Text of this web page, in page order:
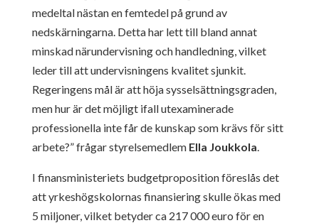
medeltal nästan en femtedel på grund av
nedskärningarna. Detta har lett till bland annat
minskad närundervisning och handledning, vilket
leder till att undervisningens kvalitet sjunkit.
Regeringens mål är att höja sysselsättningsgraden,
men hur är det möjligt ifall utexaminerade
professionella inte får de kunskap som krävs för sitt
arbete?” frågar styrelsemedlem Ella Joukkola
I finansministeriets budgetproposition föreslås det
att yrkeshögskolornas finansiering skulle ökas med
5 miljoner, vilket betyder ca 217 000 euro för en